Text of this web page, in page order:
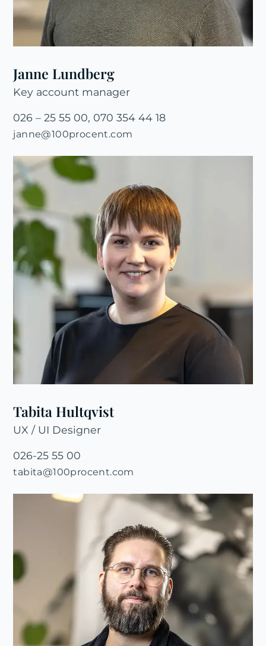
Janne Lundberg
Key account manager
026 – 25 55 00, 070 354 44 18
janne@100procent.com
Tabita Hultqvist
UX / UI Designer
026-25 55 00
tabita@100procent.com